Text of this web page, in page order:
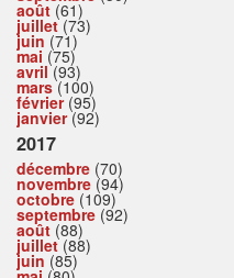
août (61)
juillet(73)
juin (71)
mai (75)
avril(93)
mars(100)
février(95)
janvier(92)
2017
décembre (70)
novembre (94)
octobre (109)
septembre (92)
août (88)
juillet(88)
juin (85)